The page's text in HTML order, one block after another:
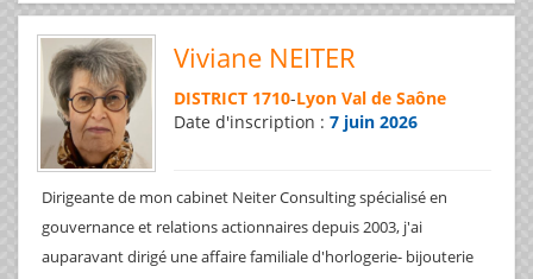
Viviane NEITER
DISTRICT 1710-Lyon Val de Saône
Date d'inscription : 7 juin 2026
Dirigeante de mon cabinet Neiter Consulting spécialisé en
gouvernance et relations actionnaires depuis 2003, j'ai
auparavant dirigé une affaire familiale d'horlogerie- bijouterie